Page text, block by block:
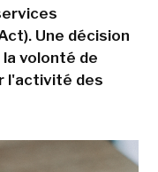
Une décision
volonté de
l'activité des